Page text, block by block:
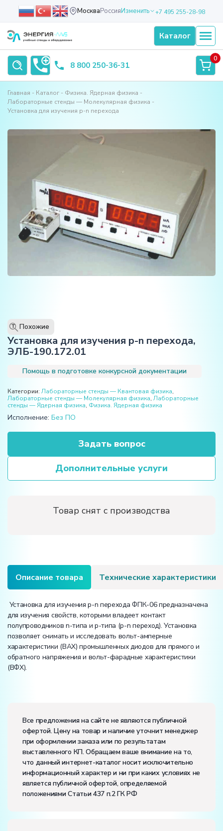
МоскваРоссияИзменить +7 495 255-28-98
Каталог
8 800 250-36-31
0
Главная Каталог
Физика. Ядерная физика
Лабораторные стенды — Молекулярная физика
Установка для изучения p-n перехода
T Похожие
Установка для изучения p-n перехода,
ЭЛБ-190.172.01
Помощь в подготовке конкурсной документации
Категории: Лабораторные стенды — Квантовая физика,
Лабораторные стенды — Молекулярная физика, Лабораторные
стенды — Ядерная физика, Физика. Ядерная физика
Исполнение: Без ПО
Задать вопрос
Дополнительные услуги
Товар снят с производства
Описание товара Технические характеристики
Установка для изучения p-n перехода ФПК-06 предназначена
для изучения свойств, которыми владеет контакт
полупроводников n-типа и р-типа (р-n переход). Установка
позволяет снимать и исследовать вольт-амперные
характеристики (ВАХ) промышленных диодов для прямого и
обратного напряжения и вольт-фарадные характеристики
(ВФХ).
частота, Гц:50
Класс защиты от поражения электрическим током:
Диапазон рабочих температур, ˚С:+10…+35
Влажность, %:до 80
Все предложения на сайте не являются публичной
офертой. Цену на товар и наличие уточнит менеджер
при оформлении заказа или по результатам
выставленного КП. Обращаем ваше внимание на то,
что данный интернет-каталог носит исключительно
информационный характер и ни при каких условиях не
является публичной офертой, определяемой
положениями Статьи 437 п.2 ГК РФ